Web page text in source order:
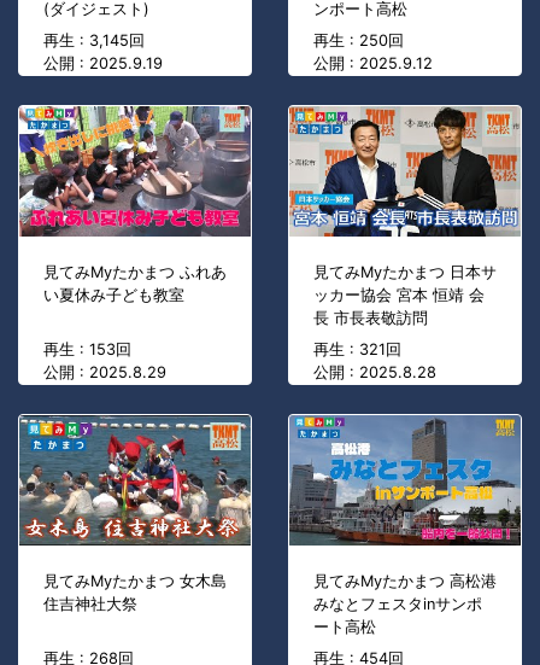
(ダイジェスト)
再生 : 3,145回
公開 : 2025.9.19
ンポート高松
再生 : 250回
公開 : 2025.9.12
見てみMyたかまつ ふれあ
い夏休み子ども教室
再生 : 153回
公開 : 2025.8.29
見てみMyたかまつ 日本サ
ッカー協会 宮本 恒靖 会
長 市長表敬訪問
再生 : 321回
公開 : 2025.8.28
見てみMyたかまつ 女木島
住吉神社大祭
再生 : 268回
見てみMyたかまつ 高松港
みなとフェスタinサンポ
ート高松
再生 : 454回